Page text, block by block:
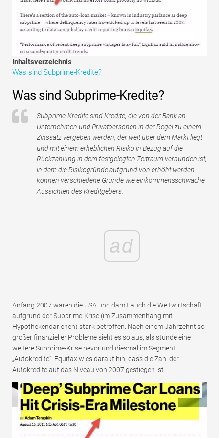
Tutorials zur Finanzmodellierung
Vollständige Form
Risikomanagement-Tutorials
Inhaltsverzeichnis
Was sind Subprime-Kredite?
Was sind Subprime-Kredite?
Subprime-Kredite sind Kredite, die von der Bank an
Unternehmen und Privatpersonen in der Regel zu einem
Zinssatz vergeben werden, der weit über dem Markt liegt
und mit einem erheblichen Risiko in Bezug auf die
Rückzahlung in dem festgelegten Zeitraum verbunden ist,
in dem die Risikogründe aufgrund von erhöht werden
können verschiedene Gründe wie einkommensschwache
Aussichten des Kreditgebers.
ad
Anfang 2007 waren die USA und damit auch die Weltwirtschaft
aufgrund der Subprime-Krise (im Zusammenhang mit
Hypothekendarlehen) stark betroffen. Nach einem Jahrzehnt so
großer finanzieller Probleme sieht es so aus, als stünde eine
weitere Subprime-Krise bevor und diesmal im Segment
„Autokredite“. Equifax wies darauf hin, dass die Zahl der
Autokredite auf das Niveau von 2007 gestiegen ist.